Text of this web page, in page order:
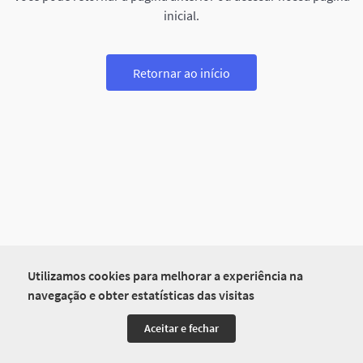
Utilizamos cookies para melhorar a experiência na
navegação e obter estatísticas das visitas
Aceitar e fechar
inicial.
Retornar ao início